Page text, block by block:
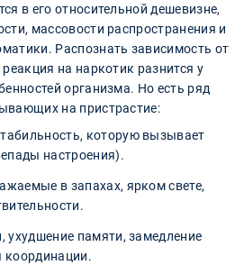
в его относительной дешевизне,
массовости распространения и
Распознать зависимость от
на наркотик разнится у
организма. Но есть ряд
на пристрастие:
которую вызывает
настроения).
в запахах, ярком свете,
ухудшение памяти, замедление
координации.